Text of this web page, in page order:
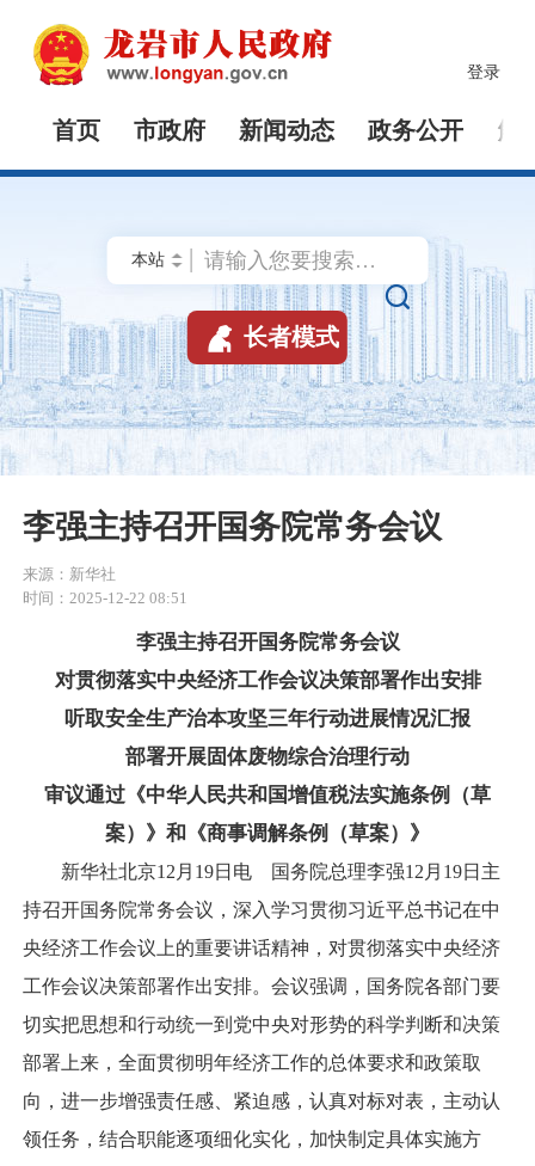
登录
首页 市政府 新闻动态 政务公开 解

 长者模式
李强主持召开国务院常务会议
来源：新华社
时间：2025-12-22 08:51
李强主持召开国务院常务会议
对贯彻落实中央经济工作会议决策部署作出安排
听取安全生产治本攻坚三年行动进展情况汇报
部署开展固体废物综合治理行动
审议通过《中华人民共和国增值税法实施条例（草
案）》和《商事调解条例（草案）》
新华社北京12月19日电 国务院总理李强12月19日主
持召开国务院常务会议，深入学习贯彻习近平总书记在中
央经济工作会议上的重要讲话精神，对贯彻落实中央经济
工作会议决策部署作出安排。会议强调，国务院各部门要
切实把思想和行动统一到党中央对形势的科学判断和决策
部署上来，全面贯彻明年经济工作的总体要求和政策取
向，进一步增强责任感、紧迫感，认真对标对表，主动认
领任务，结合职能逐项细化实化，加快制定具体实施方